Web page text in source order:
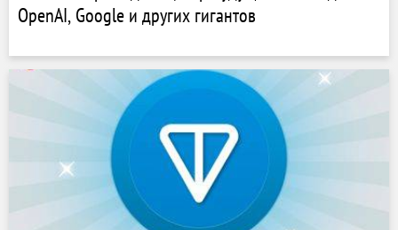
OpenAI, Google и других гигантов